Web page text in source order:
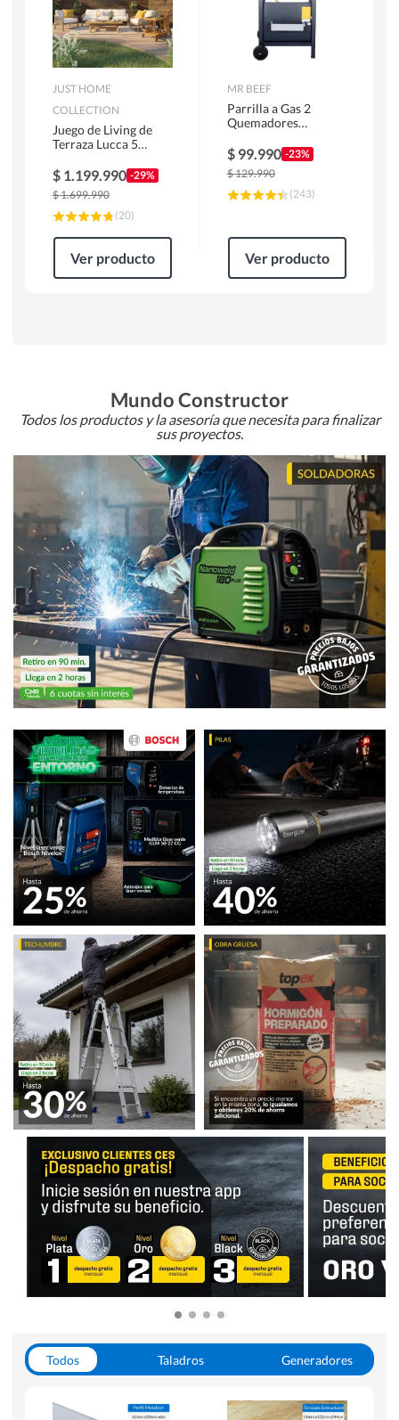
JUST HOME
COLLECTION
Juego de Living de
Terraza Lucca 5
$ 1.199.990 -29%
$1.699.990
(20)
Ver producto
MR BEEF
Parrilla a Gas 2
Quemadores
$ 99.990 -23%
$129.990
(243)
Ver producto
Mundo Constructor
Todos los productos y la asesoría que necesita para finalizar
sus proyectos.
Todos Taladros
Generadores
Herramientas Manuales
Sierras Circulares